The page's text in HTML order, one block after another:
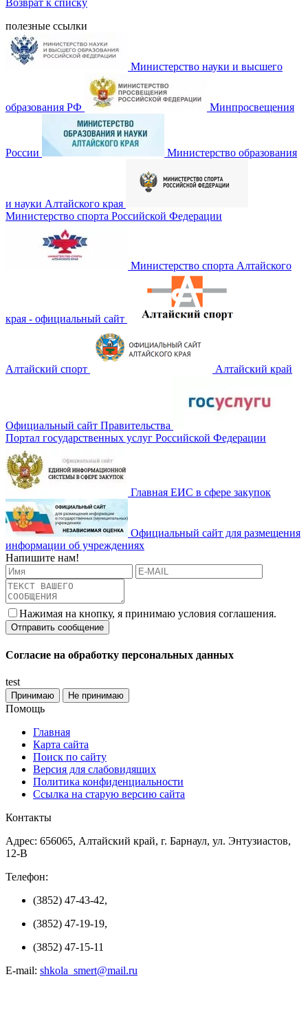
полезные ссылки
Министерство науки и высшего
образования РФ Минпросвещения
России Министерство образования
и науки Алтайского края
Министерство спорта Российской Федерации
Министерство спорта Алтайского
края - официальный сайт
Алтайский спорт Алтайский край
Официальный сайт Правительства
Портал государственных услуг Российской Федерации
Главная ЕИС в сфере закупок
Официальный сайт для размещения
информации об учреждениях
Напишите нам!
Нажимая на кнопку, я принимаю условия соглашения.
Согласие на обработку персональных данных
test
Принимаю Не принимаю
Помощь
Главная
Карта сайта
Поиск по сайту
Версия для слабовидящих
Политика конфиденциальности
Ссылка на старую версию сайта
Контакты
Адрес: 656065, Алтайский край, г. Барнаул, ул. Энтузиастов,
12-В
Телефон:
(3852) 47-43-42,
(3852) 47-19-19,
(3852) 47-15-11
E-mail: shkola_smert@mail.ru